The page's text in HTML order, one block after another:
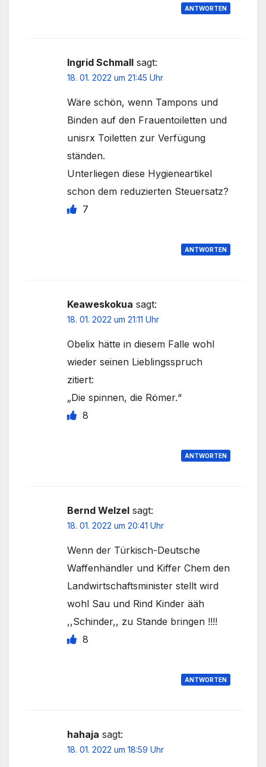
ANTWORTEN
Ingrid Schmall sagt:
18. 01. 2022 um 21:45 Uhr
Wäre schön, wenn Tampons und
Binden auf den Frauentoiletten und
unisrx Toiletten zur Verfügung
ständen.
Unterliegen diese Hygieneartikel
schon dem reduzierten Steuersatz?
7
ANTWORTEN
Keaweskokua sagt:
18. 01. 2022 um 21:11 Uhr
Obelix hätte in diesem Falle wohl
wieder seinen Lieblingsspruch
zitiert:
„Die spinnen, die Römer.“
8
ANTWORTEN
Bernd Welzel sagt:
18. 01. 2022 um 20:41 Uhr
Wenn der Türkisch-Deutsche
Waffenhändler und Kiffer Chem den
Landwirtschaftsminister stellt wird
wohl Sau und Rind Kinder ääh
,,Schinder,, zu Stande bringen !!!!
8
ANTWORTEN
hahaja sagt:
18. 01. 2022 um 18:59 Uhr